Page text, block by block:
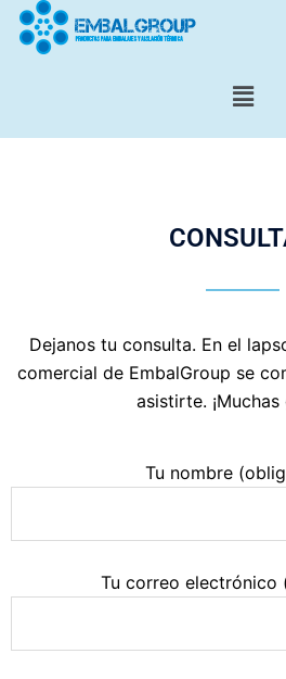
Dejanos tu consulta. En el
comercial de EmbalGroup se
asistirte. ¡Muchas
Tu nombre
Tu correo electrónico